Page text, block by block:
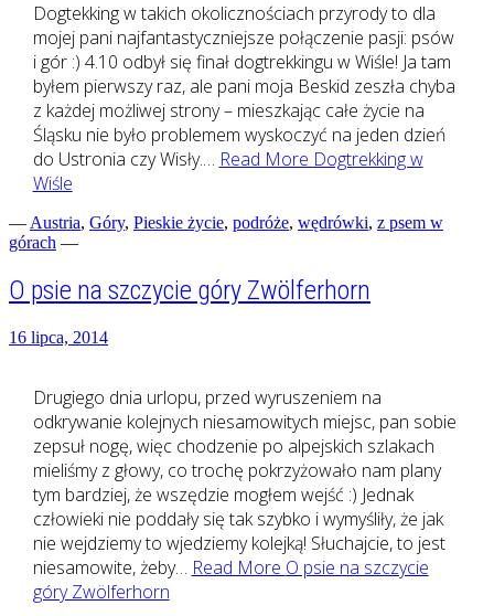
Dogtekking w takich okolicznościach przyrody to dla
mojej pani najfantastyczniejsze połączenie pasji: psów
i gór :) 4.10 odbył się finał dogtrekkingu w Wiśle! Ja tam
byłem pierwszy raz, ale pani moja Beskid zeszła chyba
z każdej możliwej strony – mieszkając całe życie na
Śląsku nie było problemem wyskoczyć na jeden dzień
do Ustronia czy Wisły.… Read More Dogtrekking w
Wiśle
— Austria, Góry, Pieskie życie, podróże, wędrówki, z psem w
górach —
O psie na szczycie góry Zwölferhorn
16 lipca, 2014
Drugiego dnia urlopu, przed wyruszeniem na
odkrywanie kolejnych niesamowitych miejsc, pan sobie
zepsuł nogę, więc chodzenie po alpejskich szlakach
mieliśmy z głowy, co trochę pokrzyżowało nam plany
tym bardziej, że wszędzie mogłem wejść :) Jednak
człowieki nie poddały się tak szybko i wymyśliły, że jak
nie wejdziemy to wjedziemy kolejką! Słuchajcie, to jest
niesamowite, żeby… Read More O psie na szczycie
góry Zwölferhorn